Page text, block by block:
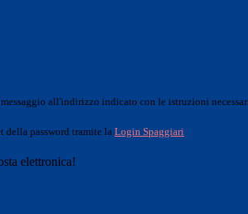
all'indirizzo indicato con le istruzioni
della password tramite la Login Spaggiari
elettronica!